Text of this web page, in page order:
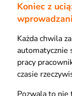
Koniec z
Każda chwila
automatycznie
pracy
czasie